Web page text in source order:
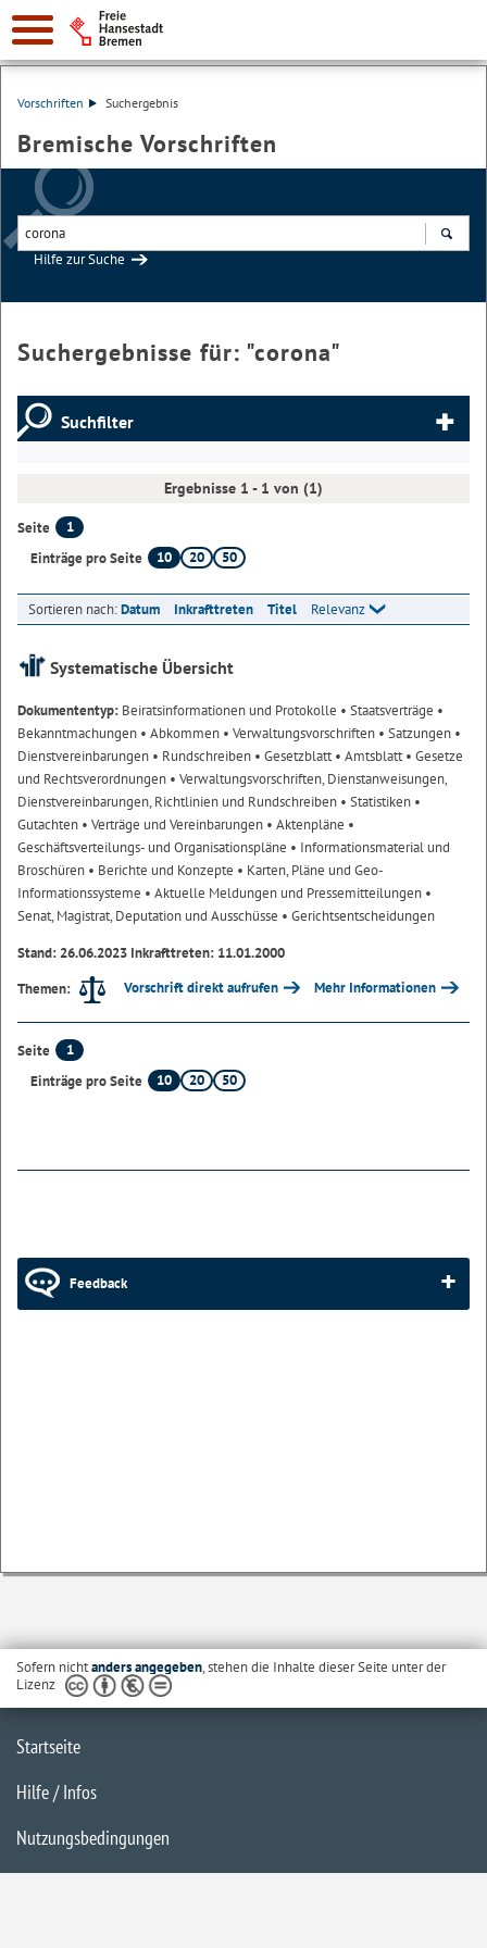
Vorschriften Suchergebnis
Bremische Vorschriften
Hilfe zur Suche
Suchergebnisse für: "corona"
Suchfilter
Ergebnisse 1 - 1 von (1)
Seite
1
Einträge pro Seite
10 20 50
Sortieren nach:Datum Inkrafttreten Titel Relevanz
Systematische Übersicht
Dokumententyp: Beiratsinformationen und Protokolle • Staatsverträge •
Bekanntmachungen • Abkommen • Verwaltungsvorschriften • Satzungen •
Dienstvereinbarungen • Rundschreiben • Gesetzblatt• Amtsblatt• Gesetze
und Rechtsverordnungen • Verwaltungsvorschriften, Dienstanweisungen,
Dienstvereinbarungen, Richtlinien und Rundschreiben • Statistiken •
Gutachten • Verträge und Vereinbarungen • Aktenpläne •
Geschäftsverteilungs- und Organisationspläne • Informationsmaterial und
Broschüren • Berichte und Konzepte • Karten, Pläne und Geo-
Informationssysteme • Aktuelle Meldungen und Pressemitteilungen •
Senat, Magistrat, Deputation und Ausschüsse • Gerichtsentscheidungen
Stand: 26.06.2023 Inkrafttreten: 11.01.2000
Themen:
Vorschrift direkt aufrufen Mehr Informationen
Seite
1
Einträge pro Seite
10 20 50
Feedback
Sofern nichtanders angegeben, stehen die Inhalte dieser Seite unter der
Lizenz
Startseite
Hilfe / Infos
Nutzungsbedingungen